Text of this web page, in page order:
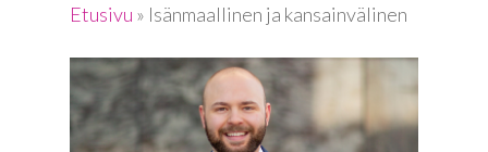
Etusivu » Isänmaallinen ja kansainvälinen